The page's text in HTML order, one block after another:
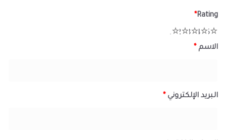
Rating
*
5
4
3
2
الاسم *
البريد الإلكتروني *